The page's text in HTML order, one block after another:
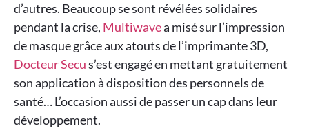
d’autres. Beaucoup se sont révélées solidaires
pendant la crise, Multiwavea misé sur l’impression
de masque grâce aux atouts de l’imprimante 3D,
Docteur Secus’est engagé en mettant gratuitement
son application à disposition des personnels de
santé… L’occasion aussi de passer un cap dans leur
développement.